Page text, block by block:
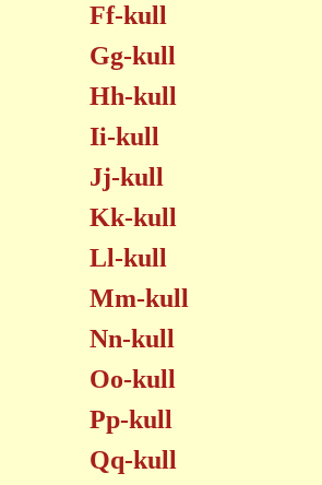
Ff-kull
Gg-kull
Hh-kull
Ii-kull
Jj-kull
Kk-kull
Ll-kull
Mm-kull
Nn-kull
Oo-kull
Pp-kull
Qq-kull